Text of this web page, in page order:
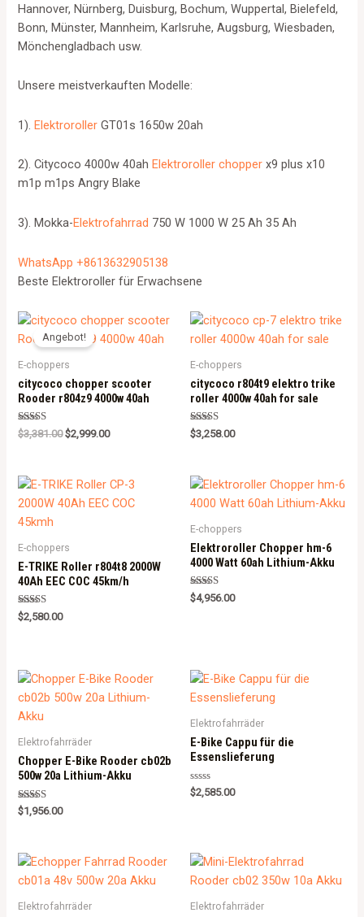
Hannover, Nürnberg, Duisburg, Bochum, Wuppertal, Bielefeld,
Bonn, Münster, Mannheim, Karlsruhe, Augsburg, Wiesbaden,
Mönchengladbach usw.
Unsere meistverkauften Modelle:
1).Elektroroller GT01s 1650w 20ah
2). Citycoco 4000w 40ah Elektroroller chopper x9 plus x10
m1p m1ps Angry Blake
3). Mokka-Elektrofahrrad 750 W 1000 W 25 Ah 35 Ah
WhatsApp +8613632905138
Beste Elektroroller für Erwachsene
Angebot!
E-choppers
citycoco chopper scooter
Rooder r804z9 4000w 40ah
Rated
5.00
$3,381.00 $2,999.00
E-choppers
citycoco r804t9 elektro trike
roller 4000w 40ah for sale
Rated
5.00
$3,258.00
E-choppers
E-TRIKE Roller r804t8 2000W
40Ah EEC COC 45km/h
Rated
5.00
$2,580.00
E-choppers
Elektroroller Chopper hm-6
4000 Watt 60ah Lithium-Akku
Rated
5.00
$4,956.00
Elektrofahrräder
Chopper E-Bike Rooder cb02b
500w 20a Lithium-Akku
Rated
5.00
$1,956.00
Elektrofahrräder
E-Bike Cappu für die
Essenslieferung
Rated
0
$2,585.00
Elektrofahrräder Elektrofahrräder